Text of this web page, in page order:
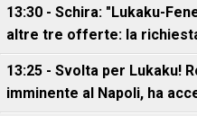
13:30 - Schira: "Lukaku-
altre tre offerte: la
13:25 - Svolta per Lukaku!
imminente al Napoli, ha